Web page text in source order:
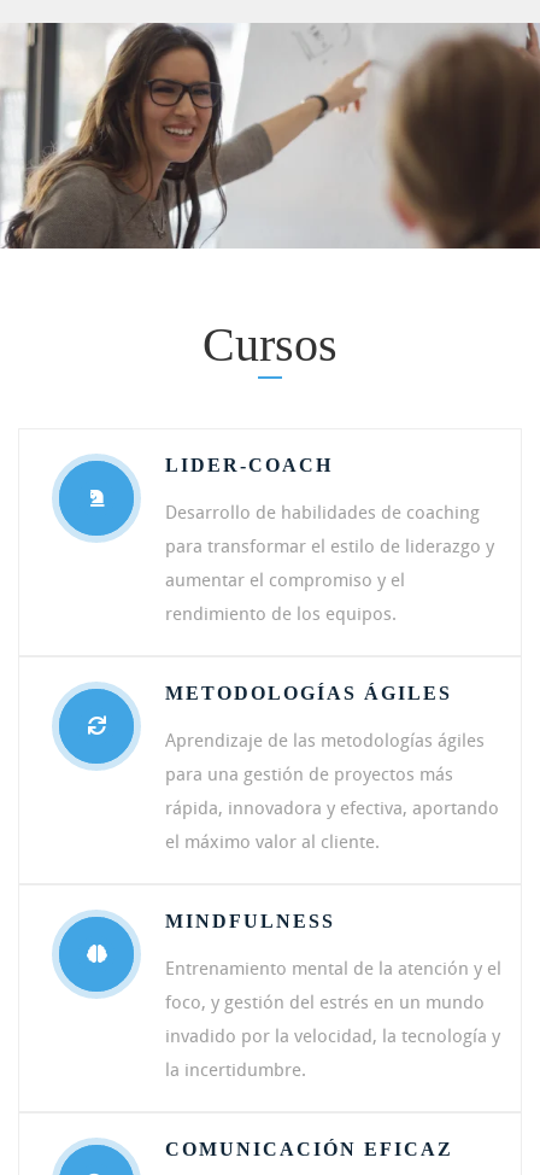
Cursos
LIDER-COACH
Desarrollo de habilidades de coaching
para transformar el estilo de liderazgo y
aumentar el compromiso y el
rendimiento de los equipos.
METODOLOGÍAS ÁGILES
Aprendizaje de las metodologías ágiles
para una gestión de proyectos más
rápida, innovadora y efectiva, aportando
el máximo valor al cliente.
MINDFULNESS
Entrenamiento mental de la atención y el
foco, y gestión del estrés en un mundo
invadido por la velocidad, la tecnología y
la incertidumbre.
COMUNICACIÓN EFICAZ